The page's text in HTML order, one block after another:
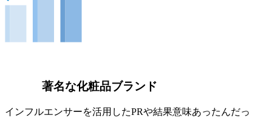
著名な化粧品ブランド
インフルエンサーを活用したPRや結果意味あったんだっ